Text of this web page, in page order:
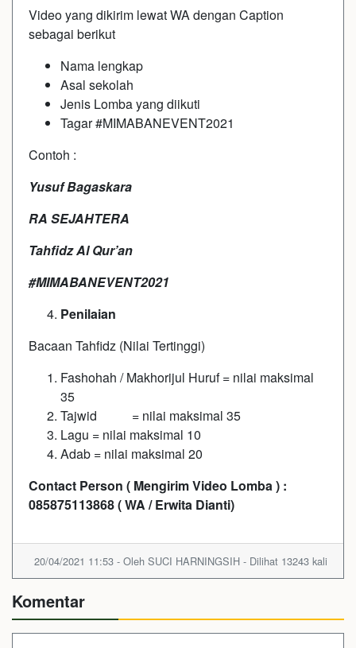
Video yang dikirim lewat WA dengan Caption
sebagai berikut
Nama lengkap
Asal sekolah
Jenis Lomba yang diikuti
Tagar #MIMABANEVENT2021
Contoh :
Yusuf Bagaskara
RA SEJAHTERA
Tahfidz Al Qur’an
#MIMABANEVENT2021
Penilaian
Bacaan Tahfidz (Nilai Tertinggi)
Fashohah / Makhorijul Huruf = nilai maksimal
35
Tajwid = nilai maksimal 35
Lagu = nilai maksimal 10
Adab = nilai maksimal 20
Contact Person ( Mengirim Video Lomba ) :
085875113868 ( WA / Erwita Dianti)
20/04/2021 11:53 - Oleh SUCI HARNINGSIH - Dilihat 13243 kali
Komentar